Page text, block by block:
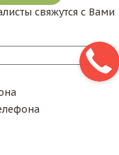
свяжутся с Вами